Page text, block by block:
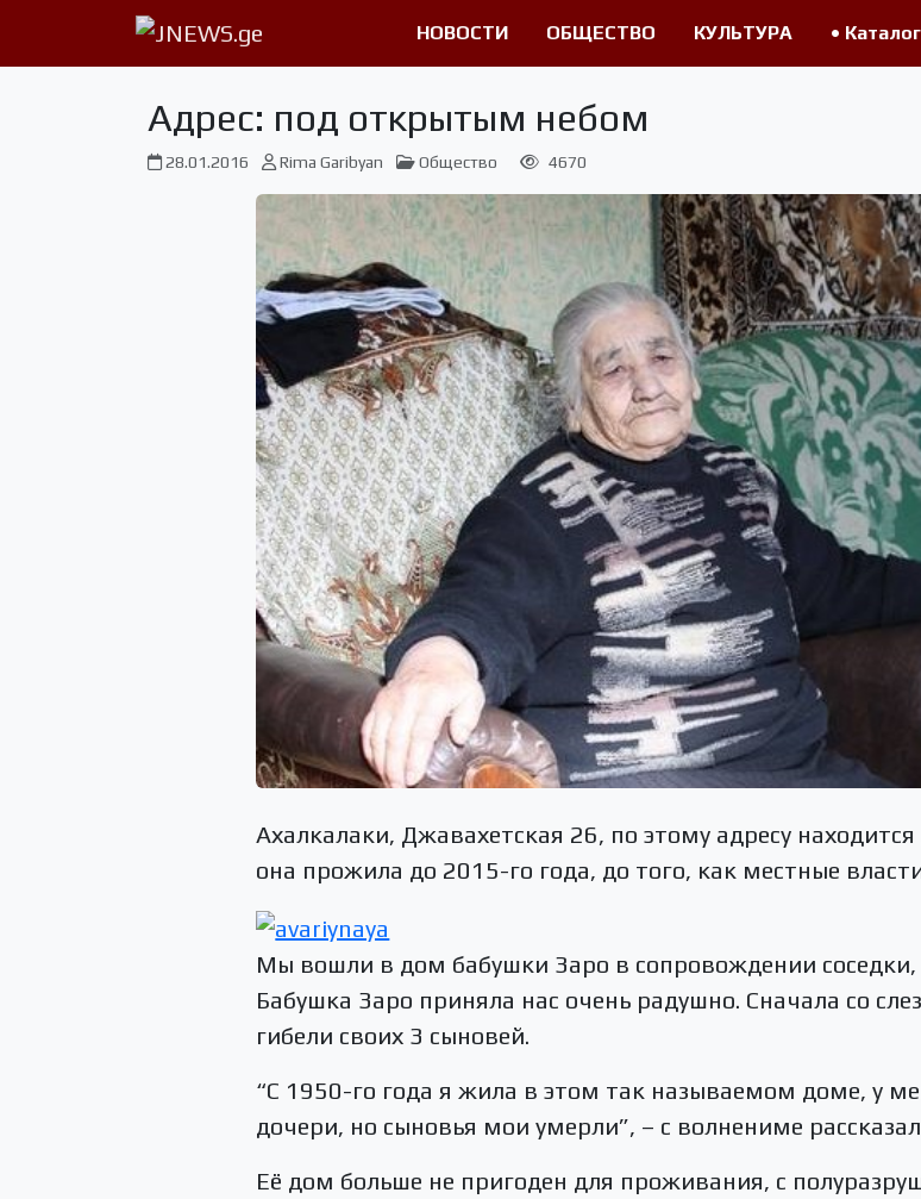
НОВОСТИ ОБЩЕСТВО КУЛЬТУРА • Каталог
Адрес: под открытым небом
28.01.2016 Rima Garibyan Общество 4670
Ахалкалаки, Джавахетская 26, по этому адресу
она прожила до 2015-го года, до того, как местные
Мы вошли в дом бабушки Заро в сопровождении соседки,
Бабушка Заро приняла нас очень радушно. Сначала со
гибели своих 3 сыновей.
“С 1950-го года я жила в этом так называемом доме, у
дочери, но сыновья мои умерли”, – с волнениме
Её дом больше не пригоден для проживания, с